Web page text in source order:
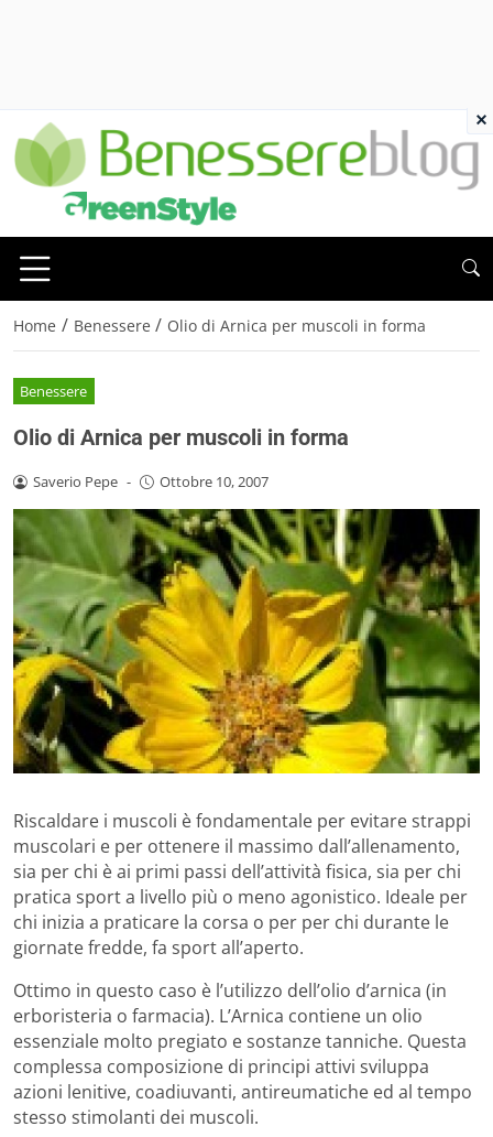
Home / Benessere / Olio di Arnica per muscoli in forma
Benessere
Olio di Arnica per muscoli in forma
Saverio Pepe - Ottobre 10, 2007
Riscaldare i muscoli è fondamentale per evitare strappi
muscolari e per ottenere il massimo dall’allenamento,
sia per chi è ai primi passi dell’attività fisica, sia per chi
pratica sport a livello più o meno agonistico. Ideale per
chi inizia a praticare la corsa o per per chi durante le
giornate fredde, fa sport all’aperto.
Ottimo in questo caso è l’utilizzo dell’olio d’arnica (in
erboristeria o farmacia). L’Arnica contiene un olio
essenziale molto pregiato e sostanze tanniche. Questa
complessa composizione di principi attivi sviluppa
azioni lenitive, coadiuvanti, antireumatiche ed al tempo
stesso stimolanti dei muscoli.
×